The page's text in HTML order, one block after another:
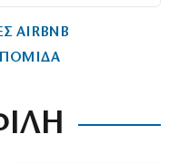
AIRBNB
ΠΟΜΙΔΑ